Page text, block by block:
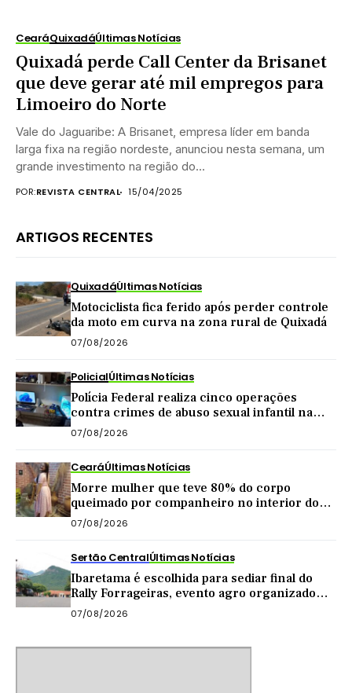
CearáQuixadáÚltimas Notícias
Quixadá perde Call Center da Brisanet
que deve gerar até mil empregos para
Limoeiro do Norte
Vale do Jaguaribe: A Brisanet, empresa líder em banda
larga fixa na região nordeste, anunciou nesta semana, um
grande investimento na região do...
POR:REVISTA CENTRAL 15/04/2025
ARTIGOS RECENTES
QuixadáÚltimas Notícias
Motociclista fica ferido após perder controle
da moto em curva na zona rural de Quixadá
07/08/2026
PolicialÚltimas Notícias
Polícia Federal realiza cinco operações
contra crimes de abuso sexual infantil na
internet
07/08/2026
CearáÚltimas Notícias
Morre mulher que teve 80% do corpo
queimado por companheiro no interior do
Ceará
07/08/2026
Sertão CentralÚltimas Notícias
Ibaretama é escolhida para sediar final do
Rally Forrageiras, evento agro organizado
pela CNA
07/08/2026